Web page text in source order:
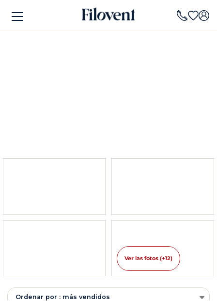
Ver las fotos (+12)
Ordenar por : más vendidos